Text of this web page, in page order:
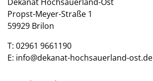
Dekanat Hochsauerland-Ost
Propst-Meyer-Straße 1
59929 Brilon
T: 02961 9661190
E: info@dekanat-hochsauerland-ost.de